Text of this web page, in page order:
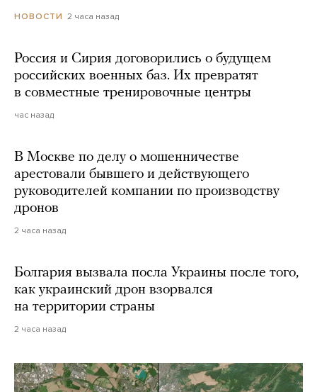
НОВОСТИ 2 часа назад
Россия и Сирия договорились о будущем
российских военных баз. Их превратят
в совместные тренировочные центры
час назад
В Москве по делу о мошенничестве
арестовали бывшего и действующего
руководителей компании по производству
дронов
2 часа назад
Болгария вызвала посла Украины после того,
как украинский дрон взорвался
на территории страны
2 часа назад